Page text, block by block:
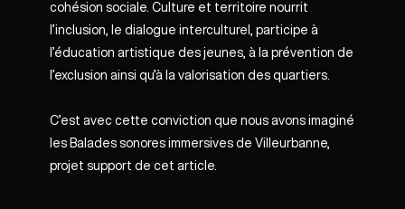
cohésion sociale. Culture et territoire nourrit
l’inclusion, le dialogue interculturel, participe à
l’éducation artistique des jeunes, à la prévention de
l’exclusion ainsi qu’à la valorisation des quartiers.
C’est avec cette conviction que nous avons imaginé
les Balades sonores immersives de Villeurbanne,
projet support de cet article.